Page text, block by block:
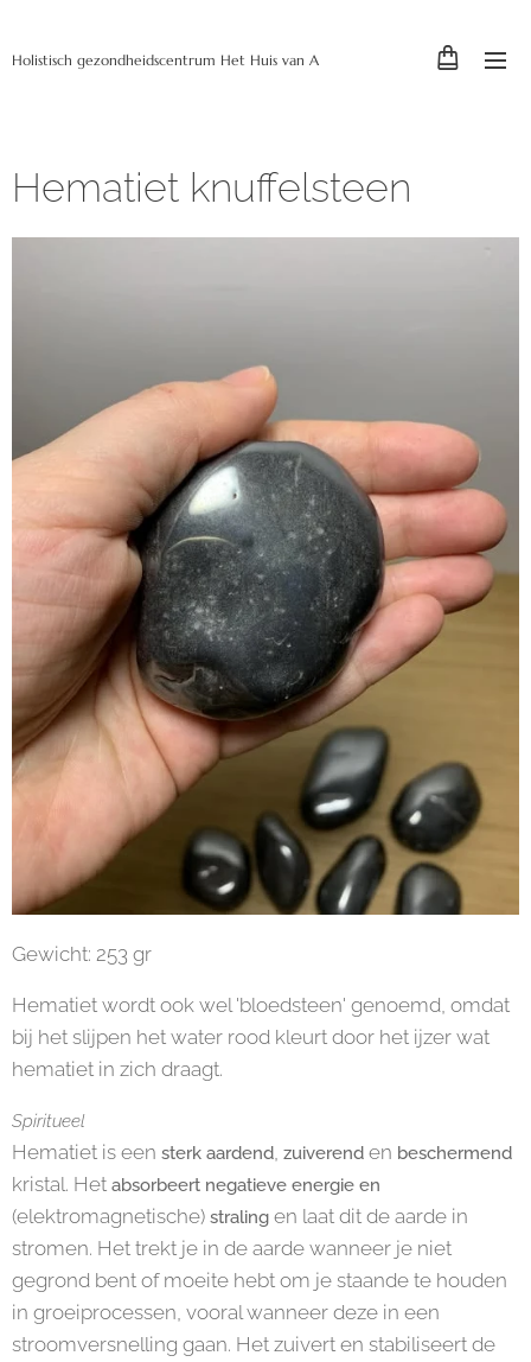
Holistisch gezondheidscentrum Het Huis van A
Hematiet knuffelsteen
Gewicht: 253 gr
Hematiet wordt ook wel 'bloedsteen' genoemd, omdat
bij het slijpen het water rood kleurt door het ijzer wat
hematiet in zich draagt.
Spiritueel
Hematiet is een sterk aardend zuiverend en beschermend
kristal. Het absorbeert negatieve energie en
(elektromagnetische) straling en laat dit de aarde in
stromen. Het trekt je in de aarde wanneer je niet
gegrond bent of moeite hebt om je staande te houden
in groeiprocessen, vooral wanneer deze in een
stroomversnelling gaan. Het zuivert en stabiliseert de